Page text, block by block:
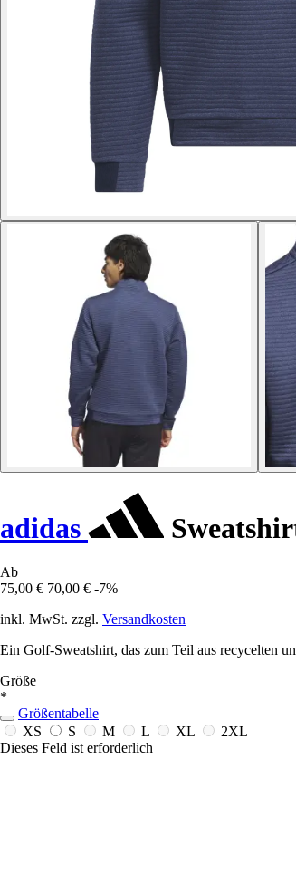
adidas
Ab
75,00 € 70,00 € -7%
inkl. MwSt. zzgl. Versandkosten
Ein Golf-Sweatshirt, das zum Teil aus recycelten
Größe
*
Größentabelle
XS
S M L XL
2XL
Dieses Feld ist erforderlich